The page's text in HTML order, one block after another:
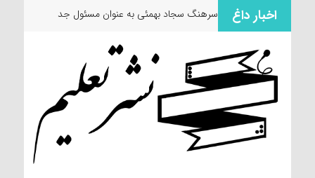
اخبار داغ
سرهنگ سجاد بهمئی به عنوان مسئول جدید